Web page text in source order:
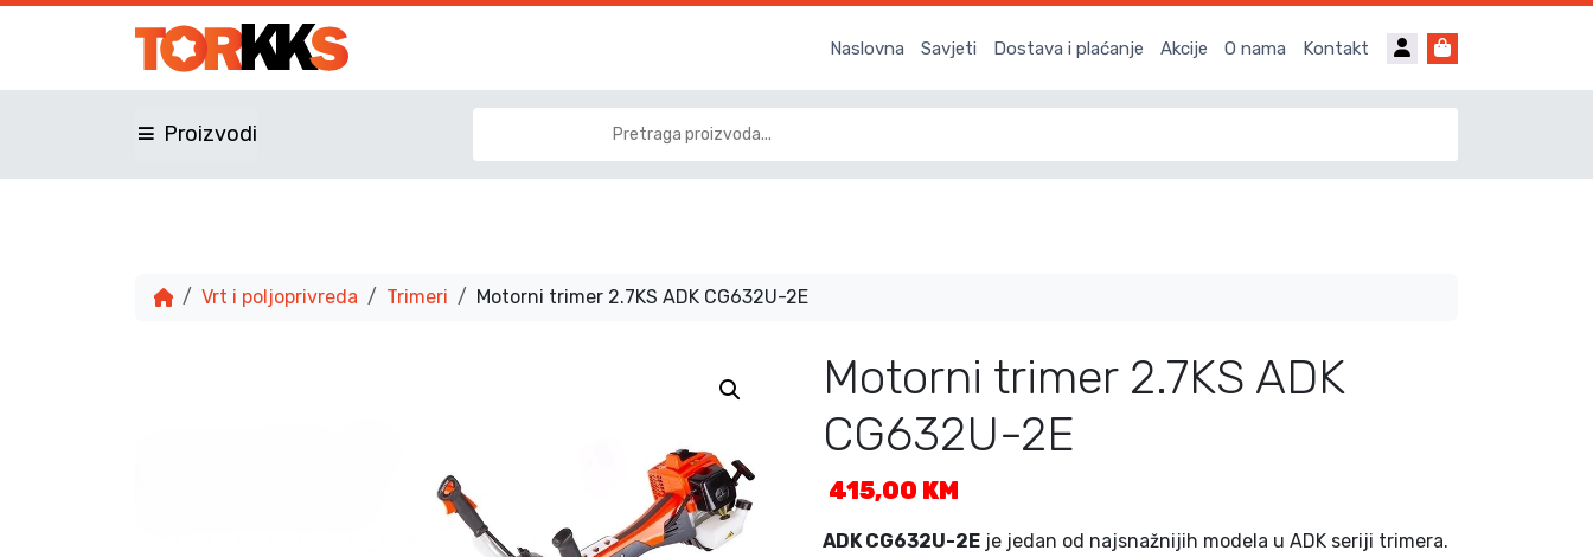
Naslovna Savjeti Dostava i plaćanje Akcije O nama Kontakt Account
Cart
Proizvodi
Vrt i poljoprivreda Trimeri Motorni trimer 2.7KS ADK CG632U-2E
Motorni trimer 2.7KS ADK
CG632U-2E
415,00 KM
ADK CG632U-2E je jedan od najsnažnijih modela u ADK seriji trimera.